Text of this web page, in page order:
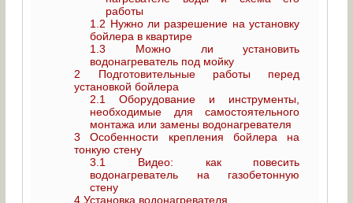
работы
1.2 Нужно ли разрешение на установку
бойлера в квартире
1.3 Можно ли установить
водонагреватель под мойку
2 Подготовительные работы перед
установкой бойлера
2.1
Оборудование и инструменты,
необходимые для самостоятельного
монтажа или замены водонагревателя
3 Особенности крепления бойлера на
тонкую стену
3.1
Видео: как повесить
водонагреватель на газобетонную
стену
4 Установка водонагревателя